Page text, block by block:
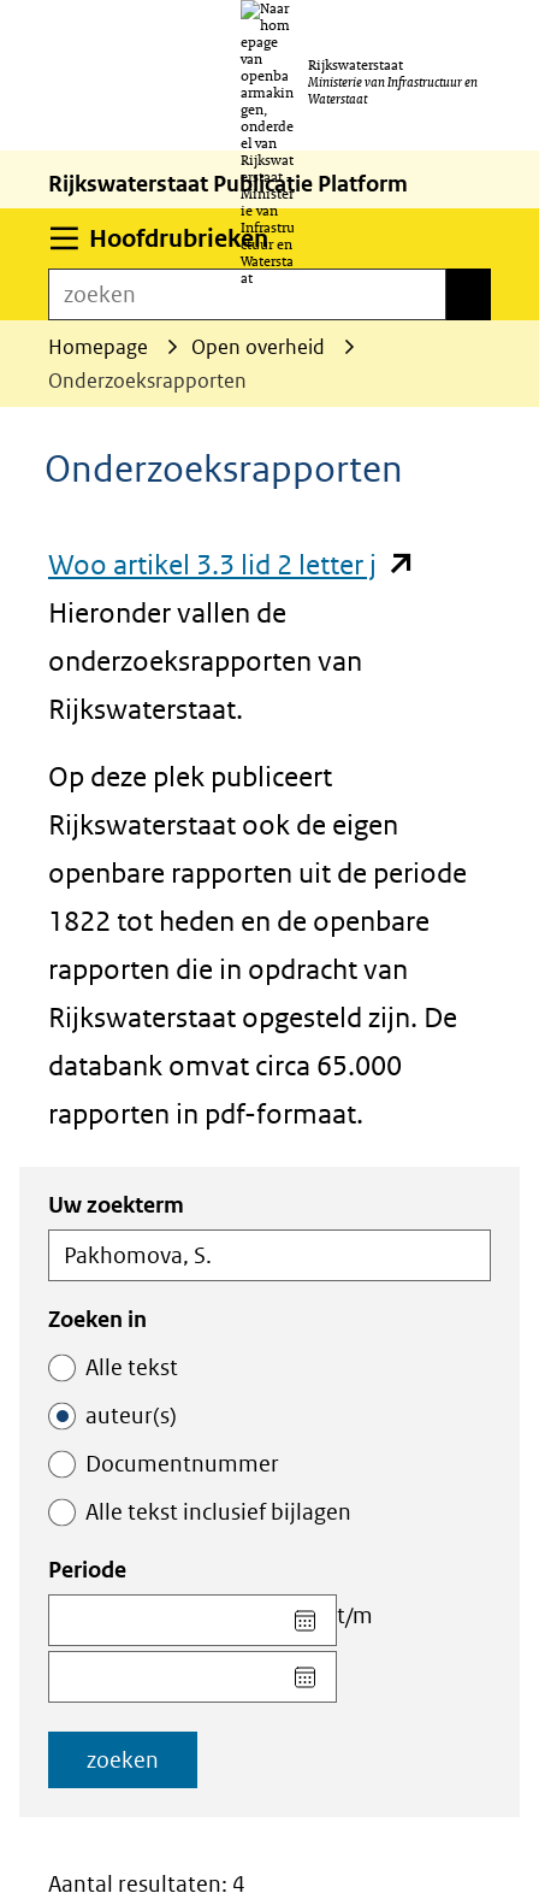
naar
de
inhoud
Rijkswaterstaat
Ministerie van Infrastructuur en
Waterstaat
Rijkswaterstaat Publicatie Platform
HoofdrubriekenUitklappen
zoeken
Homepage
Open overheid
Onderzoeksrapporten
Onderzoeksrapporten
Woo artikel 3.3 lid 2 letter j (opent
Hieronder vallen de
onderzoeksrapporten van
Rijkswaterstaat.
Op deze plek publiceert
Rijkswaterstaat ook de eigen
openbare rapporten uit de periode
1822 tot heden en de openbare
rapporten die in opdracht van
Rijkswaterstaat opgesteld zijn. De
databank omvat circa 65.000
rapporten in pdf-formaat.
Zoeken
in
de
index
Zoeken
binnen
de
index
Uw zoekterm
Zoeken in
Alle tekst
auteur(s)
Documentnummer
Alle tekst inclusief bijlagen
Periode
Kies
datum
voor
veld
t/m
Kies
datum
zoeken
Aantal resultaten: 4